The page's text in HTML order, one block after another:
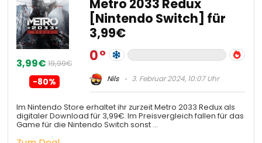
3,99€ 19,99€
-80%
Metro 2033 Redux
[Nintendo Switch] für
3,99€
0
Nils 3. Februar 2024, 10:07 Uhr
Im Nintendo Store erhaltet ihr zurzeit Metro 2033 Redux als
digitaler Download für 3,99€. Im Preisvergleich fallen für das
Game für die Nintendo Switch sonst …